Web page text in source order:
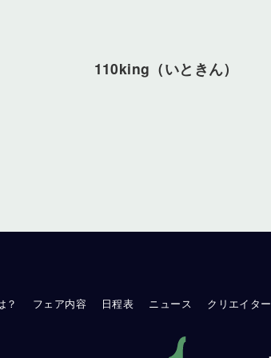
110king（いときん）
？ フェア内容 日程表 ニュース クリエイター